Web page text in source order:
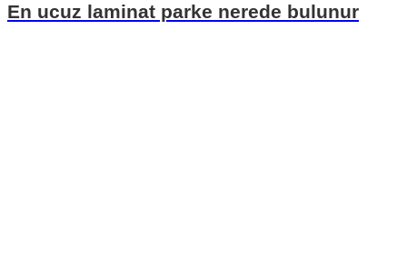
En ucuz laminat parke nerede bulunur